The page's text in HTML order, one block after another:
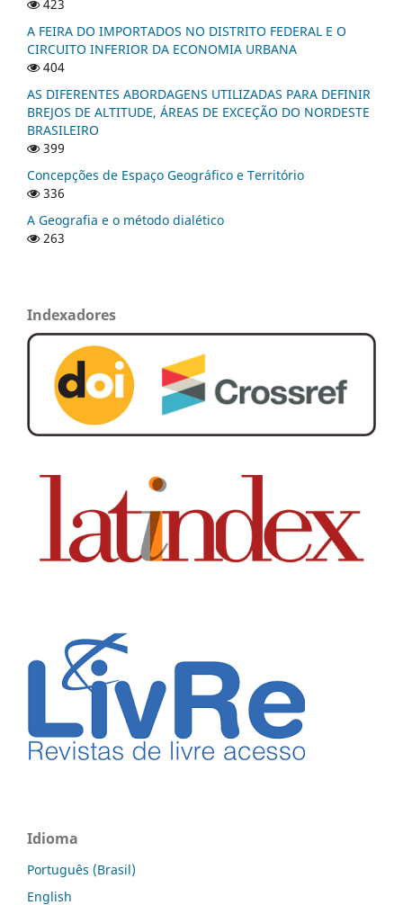
423
A FEIRA DO IMPORTADOS NO DISTRITO FEDERAL E O
CIRCUITO INFERIOR DA ECONOMIA URBANA
404
AS DIFERENTES ABORDAGENS UTILIZADAS PARA DEFINIR
BREJOS DE ALTITUDE, ÁREAS DE EXCEÇÃO DO NORDESTE
BRASILEIRO
399
Concepções de Espaço Geográfico e Território
336
A Geografia e o método dialético
263
Indexadores
Idioma
Português (Brasil)
English